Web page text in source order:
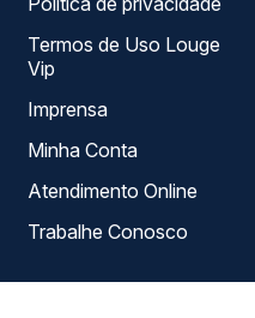
Termos de Uso Louge
Vip
Imprensa
Minha Conta
Atendimento Online
Trabalhe Conosco